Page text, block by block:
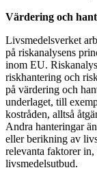
Värdering och
Livsmedelsverket
på riskanalysens
inom EU.
riskhantering och
på värdering och
underlaget, till
kostråden, alltså
Andra hanteringar
eller berikning av
relevanta faktorer
livsmedelsutbud.